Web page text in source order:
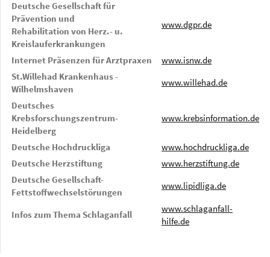
Deutsche Gesellschaft für
Prävention und
Rehabilitation von Herz.- u.
Kreislauferkrankungen
www.dgpr.de
Internet Präsenzen für Arztpraxen
www.isnw.de
St.Willehad Krankenhaus -
Wilhelmshaven
www.willehad.de
Deutsches
Krebsforschungszentrum-
Heidelberg
www.krebsinformation.de
Deutsche Hochdruckliga
www.hochdruckliga.de
Deutsche Herzstiftung
www.herzstiftung.de
Deutsche Gesellschaft-
Fettstoffwechselstörungen
www.lipidliga.de
Infos zum Thema Schlaganfall
www.schlaganfall-
hilfe.de